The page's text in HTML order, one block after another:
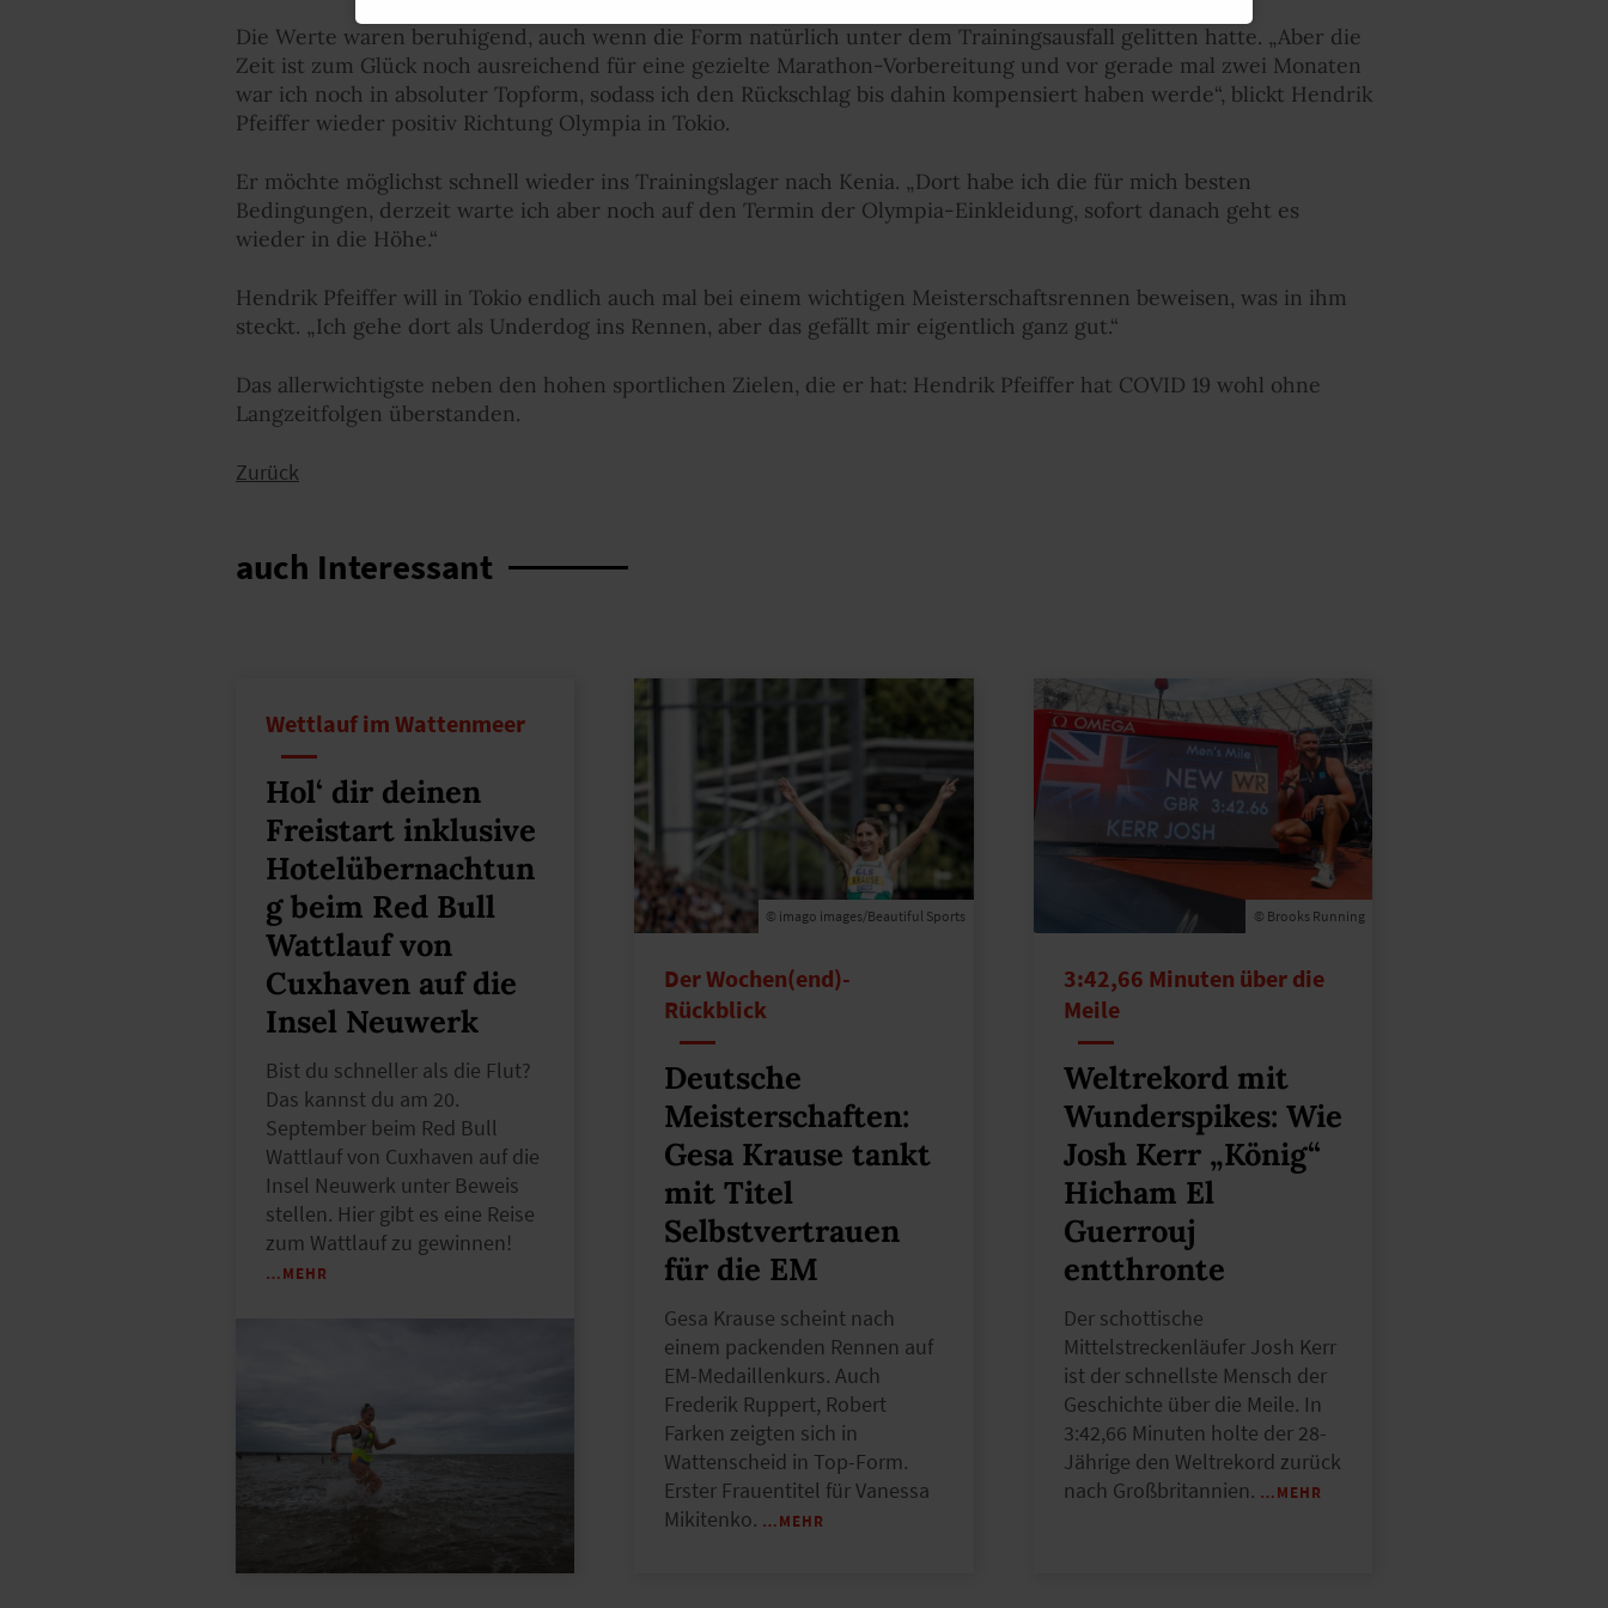
Die Werte waren beruhigend, auch wenn die Form natürlich unter dem Trainingsausfall gelitten hatte. „Aber die
Zeit ist zum Glück noch ausreichend für eine gezielte Marathon-Vorbereitung und vor gerade mal zwei Monaten
war ich noch in absoluter Topform, sodass ich den Rückschlag bis dahin kompensiert haben werde“, blickt Hendrik
Pfeiffer wieder positiv Richtung Olympia in Tokio.
Er möchte möglichst schnell wieder ins Trainingslager nach Kenia. „Dort habe ich die für mich besten
Bedingungen, derzeit warte ich aber noch auf den Termin der Olympia-Einkleidung, sofort danach geht es
wieder in die Höhe.“
Hendrik Pfeiffer will in Tokio endlich auch mal bei einem wichtigen Meisterschaftsrennen beweisen, was in ihm
steckt. „Ich gehe dort als Underdog ins Rennen, aber das gefällt mir eigentlich ganz gut.“
Das allerwichtigste neben den hohen sportlichen Zielen, die er hat: Hendrik Pfeiffer hat COVID 19 wohl ohne
Langzeitfolgen überstanden.
Zurück
auch Interessant
Wettlauf im Wattenmeer
Hol‘ dir deinen
Freistart inklusive
Hotelübernachtun
g beim Red Bull
Wattlauf von
Cuxhaven auf die
Insel Neuwerk
Bist du schneller als die Flut?
Das kannst du am 20.
September beim Red Bull
Wattlauf von Cuxhaven auf die
Insel Neuwerk unter Beweis
stellen. Hier gibt es eine Reise
zum Wattlauf zu gewinnen!
…MEHR
© imago images/Beautiful Sports
Der Wochen(end)-
Rückblick
Deutsche
Meisterschaften:
Gesa Krause tankt
mit Titel
Selbstvertrauen
für die EM
Gesa Krause scheint nach
einem packenden Rennen auf
EM-Medaillenkurs. Auch
Frederik Ruppert, Robert
Farken zeigten sich in
Wattenscheid in Top-Form.
Erster Frauentitel für Vanessa
Mikitenko. …MEHR
© Brooks Running
3:42,66 Minuten über die
Meile
Weltrekord mit
Wunderspikes: Wie
Josh Kerr „König“
Hicham El
Guerrouj
entthronte
Der schottische
Mittelstreckenläufer Josh Kerr
ist der schnellste Mensch der
Geschichte über die Meile. In
3:42,66 Minuten holte der 28-
Jährige den Weltrekord zurück
nach Großbritannien. …MEHR